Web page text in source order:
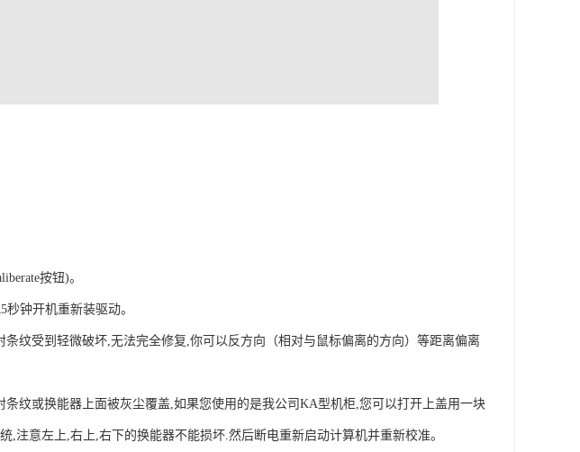
按钮)。
钟开机重新装驱动。
纹受到轻微破坏,无法完全修复,你可以反方向（相对与鼠标偏离的方向）等距离偏离
纹或换能器上面被灰尘覆盖,如果您使用的是我公司KA型机柜,您可以打开上盖用一块
注意左上,右上,右下的换能器不能损坏.然后断电重新启动计算机并重新校准。